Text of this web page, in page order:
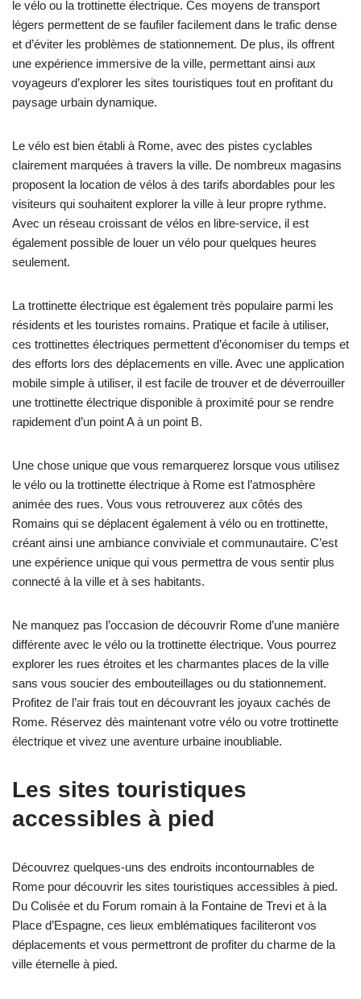
le vélo ou la trottinette électrique. Ces moyens de transport
légers permettent de se faufiler facilement dans le trafic dense
et d’éviter les problèmes de stationnement. De plus, ils offrent
une expérience immersive de la ville, permettant ainsi aux
voyageurs d’explorer les sites touristiques tout en profitant du
paysage urbain dynamique.
Le vélo est bien établi à Rome, avec des pistes cyclables
clairement marquées à travers la ville. De nombreux magasins
proposent la location de vélos à des tarifs abordables pour les
visiteurs qui souhaitent explorer la ville à leur propre rythme.
Avec un réseau croissant de vélos en libre-service, il est
également possible de louer un vélo pour quelques heures
seulement.
La trottinette électrique est également très populaire parmi les
résidents et les touristes romains. Pratique et facile à utiliser,
ces trottinettes électriques permettent d’économiser du temps et
des efforts lors des déplacements en ville. Avec une application
mobile simple à utiliser, il est facile de trouver et de déverrouiller
une trottinette électrique disponible à proximité pour se rendre
rapidement d’un point A à un point B.
Une chose unique que vous remarquerez lorsque vous utilisez
le vélo ou la trottinette électrique à Rome est l’atmosphère
animée des rues. Vous vous retrouverez aux côtés des
Romains qui se déplacent également à vélo ou en trottinette,
créant ainsi une ambiance conviviale et communautaire. C’est
une expérience unique qui vous permettra de vous sentir plus
connecté à la ville et à ses habitants.
Ne manquez pas l’occasion de découvrir Rome d’une manière
différente avec le vélo ou la trottinette électrique. Vous pourrez
explorer les rues étroites et les charmantes places de la ville
sans vous soucier des embouteillages ou du stationnement.
Profitez de l’air frais tout en découvrant les joyaux cachés de
Rome. Réservez dès maintenant votre vélo ou votre trottinette
électrique et vivez une aventure urbaine inoubliable.
Les sites touristiques
accessibles à pied
Découvrez quelques-uns des endroits incontournables de
Rome pour découvrir les sites touristiques accessibles à pied.
Du Colisée et du Forum romain à la Fontaine de Trevi et à la
Place d’Espagne, ces lieux emblématiques faciliteront vos
déplacements et vous permettront de profiter du charme de la
ville éternelle à pied.